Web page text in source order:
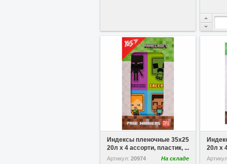
В избранное
Индексы пленочные 35х25
20л х 4 ассорти, пластик, ...
Артикул: 20974
На складе
20л х